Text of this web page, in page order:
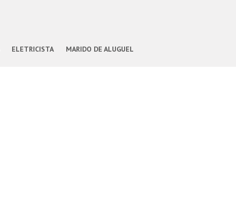
ELETRICISTA MARIDO DE ALUGUEL